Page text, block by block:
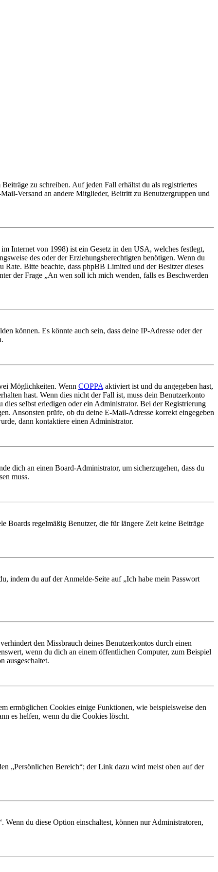
zu schreiben. Auf jeden Fall erhältst du als registriertes
Versand an andere Mitglieder, Beitritt zu Benutzergruppen und
Internet von 1998) ist ein Gesetz in den USA, welches festlegt,
des oder der Erziehungsberechtigten benötigen. Wenn du
Bitte beachte, dass phpBB Limited und der Besitzer dieses
der Frage „An wen soll ich mich wenden, falls es Beschwerden
können. Es könnte auch sein, dass deine IP-Adresse oder der
Möglichkeiten. Wenn COPPAaktiviert ist und du angegeben hast,
hast. Wenn dies nicht der Fall ist, muss dein Benutzerkonto
selbst erledigen oder ein Administrator. Bei der Registrierung
Ansonsten prüfe, ob du deine E-Mail-Adresse korrekt eingegeben
dann kontaktiere einen Administrator.
dich an einen Board-Administrator, um sicherzugehen, dass du
muss.
Boards regelmäßig Benutzer, die für längere Zeit keine Beiträge
indem du auf der Anmelde-Seite auf „Ich habe mein Passwort
den Missbrauch deines Benutzerkontos durch einen
wenn du dich an einem öffentlichen Computer, zum Beispiel
ausgeschaltet.
ermöglichen Cookies einige Funktionen, wie beispielsweise den
es helfen, wenn du die Cookies löscht.
„Persönlichen Bereich“; der Link dazu wird meist oben auf der
du diese Option einschaltest, können nur Administratoren,